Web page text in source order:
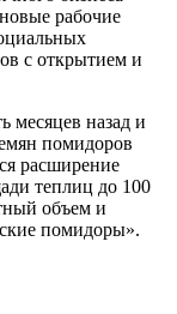
рабочие
с открытием и
месяцев назад и
помидоров
расширение
теплиц до 100
объем и
помидоры».